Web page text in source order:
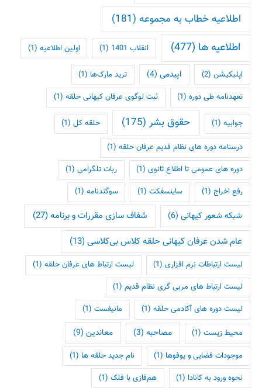
اطلاعیه خطاب به مجموعه (181)
اطلاعیه ها (477) انقلاب 1401 (1) اولین اطلاعیه (1)
اپلیکیشن (2) اپیدمی(4) ترید مارک‌ها (1)
تعهدنامه طی دوره(1) ثبت لوگوی عرفان کیهانی حلقه (1)
جوابیه(1) حقوق بشر(175) حلقه کل(1)
درسنامه دوره های نظام قدیم عرفان حلقه(1)
دوره های عمومی تا اطلاع ثانوی(1) ربات تلگرامی (1)
رفع اخراج(1) ساینسفکت (1) سوگندنامه (1)
شبکه شعور کیهانی(6) شفاف سازی مقررات و برنامه(27)
عام شدن عرفان کیهانی حلقه کلاس بی‌کلاسی(13)
لیست ارتباطات نرم افزاری(1) لیست ارتباط های عرفان حلقه (1)
لیست ارتباط های مربی گری نظام قدیم(1)
لیست دوره های آکادمی حلقه(1) مانیفست (1)
محیط زیست(1) مصاحبه(3) معاندین(9)
موجودات فضایی و یوفوها (1) نام جدید حلقه ها (1)
نحوه ورود به کانادا (1) هم‌فازی با فلک (1)